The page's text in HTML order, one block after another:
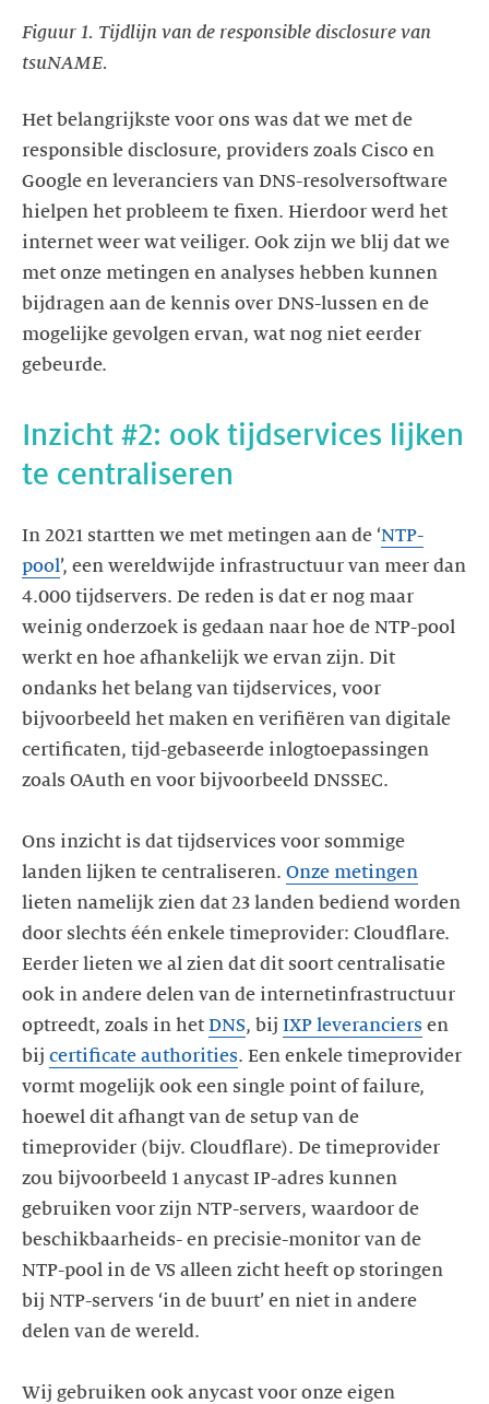
Figuur 1. Tijdlijn van de responsible disclosure van
tsuNAME.
Het belangrijkste voor ons was dat we met de
responsible disclosure, providers zoals Cisco en
Google en leveranciers van DNS-resolversoftware
hielpen het probleem te fixen. Hierdoor werd het
internet weer wat veiliger. Ook zijn we blij dat we
met onze metingen en analyses hebben kunnen
bijdragen aan de kennis over DNS-lussen en de
mogelijke gevolgen ervan, wat nog niet eerder
gebeurde.
Inzicht #2: ook tijdservices lijken
te centraliseren
In 2021 startten we met metingen aan de ‘NTP-
pool’, een wereldwijde infrastructuur van meer dan
4.000 tijdservers. De reden is dat er nog maar
weinig onderzoek is gedaan naar hoe de NTP-pool
werkt en hoe afhankelijk we ervan zijn. Dit
ondanks het belang van tijdservices, voor
bijvoorbeeld het maken en verifiëren van digitale
certificaten, tijd-gebaseerde inlogtoepassingen
zoals OAuth en voor bijvoorbeeld DNSSEC.
Ons inzicht is dat tijdservices voor sommige
landen lijken te centraliseren. Onze metingen
lieten namelijk zien dat 23 landen bediend worden
door slechts één enkele timeprovider: Cloudflare.
Eerder lieten we al zien dat dit soort centralisatie
ook in andere delen van de internetinfrastructuur
optreedt, zoals in het DNS, bij IXP leveranciers en
bij certificate authorities. Een enkele timeprovider
vormt mogelijk ook een single point of failure,
hoewel dit afhangt van de setup van de
timeprovider (bijv. Cloudflare). De timeprovider
zou bijvoorbeeld 1 anycast IP-adres kunnen
gebruiken voor zijn NTP-servers, waardoor de
beschikbaarheids- en precisie-monitor van de
NTP-pool in de VS alleen zicht heeft op storingen
bij NTP-servers ‘in de buurt’ en niet in andere
delen van de wereld.
Wij gebruiken ook anycast voor onze eigen